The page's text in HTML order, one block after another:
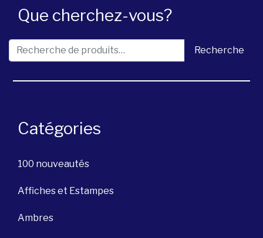
Que cherchez-vous?
Recherche pour : Recherche
Catégories
100 nouveautés
Affiches et Estampes
Ambres